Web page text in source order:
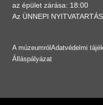
az épület zárása: 18:00
Az ÜNNEPI
A múzeumról Adatvédelmi
Álláspályázat